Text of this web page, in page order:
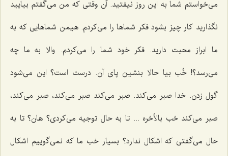
می‌خواستم شما به این روز نیفتید. آن وقتی که من می‌گفتم بیایید
نگذارید کار چیز بشود فکر شماها را می‌کردم. هیمن شماهایی که به
ما ابراز محبت دارید. فکر خود شما را می‌کردم. والا به ما چه
می‌رسد؟! خُب بیا حالا بنشین پای آن. درست است؟ این می‌شود
گول زدن. خدا صبر می‌کند. صبر می‌کند صبر می‌کند، صبر می‌کند،
صبر می‌کند خب بالأخره ... تا به حال توجیه می‌کردی؟ هان؟ تا به
حال می‌گفتی که اشکال ندارد؟ بسیار خب ما که نمی‌گوییم اشکال